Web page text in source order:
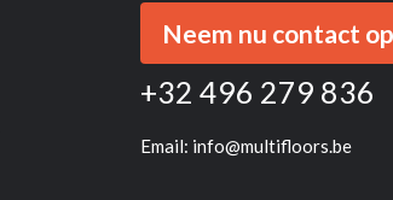
Neem nu contact op
+32 496 279 836
Email: info@multifloors.be